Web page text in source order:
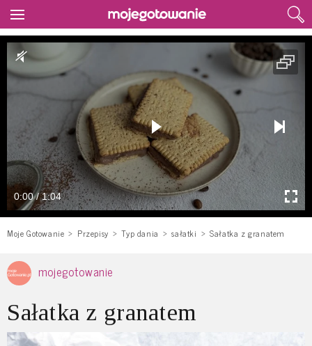
0:00 / 1:04
Moje Gotowanie Przepisy Typ dania sałatki Sałatka z granatem
mojegotowanie
Sałatka z granatem